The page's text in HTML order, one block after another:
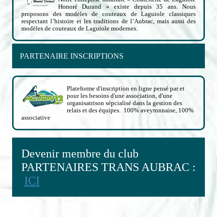
Honoré Durand » existe depuis 35 ans. Nous
proposons des modèles de couteaux de Laguiole classiques
respectant l’histoire et les traditions de l’Aubrac, mais aussi des
modèles de couteaux de Laguiole modernes.
PARTENAIRE INSCRIPTIONS
Plateforme d'inscription en ligne pensé par et
pour les besoins d'une association, d'une
organisatrison sépcialisé dans la gestion des
relais et des équipes. 100% aveyronnaise, 100%
associative
Devenir membre du club
PARTENAIRES TRANS AUBRAC :
ICI